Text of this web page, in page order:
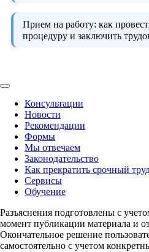
Прием на работу: как
процедуру и заключить
Консультации
Новости
Рекомендации
Формы
Мы отвечаем
Законодательство
Как прекратить срочный
Сервисы
Обучение
Разъяснения подготовлены с
момент публикации материала и
Окончательное решение
самостоятельно с учетом